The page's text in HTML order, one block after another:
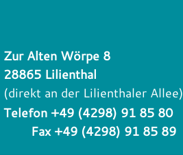
Zur Alten Wörpe 8
28865 Lilienthal
(direkt an der Lilienthaler Allee)
Telefon +49 (4298) 91 85 80
Fax +49 (4298) 91 85 89